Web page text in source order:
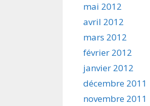
mai 2012
avril 2012
mars 2012
février 2012
janvier 2012
décembre 2011
novembre 2011